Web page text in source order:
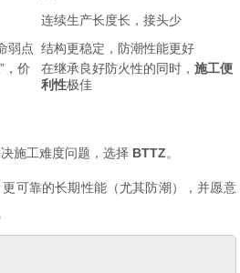
连续生产长度长，接头少
弱点 结构更稳定，防潮性能更好
，价
在继承良好防火性的同时，施工便
利性极佳
施工难度问题，选择 BTTZ。
可靠的长期性能（尤其防潮），并愿意